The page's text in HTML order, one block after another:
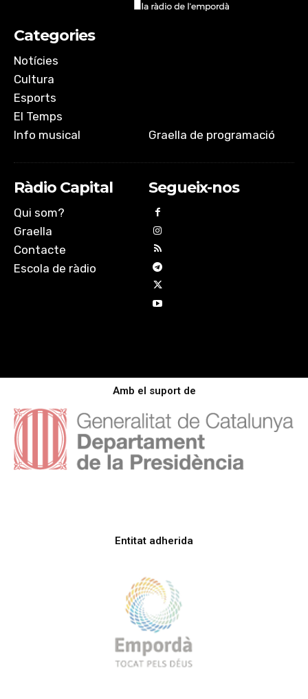
Categories
Notícies
Cultura
Esports
El Temps
Info musical
Graella de programació
Ràdio Capital
Qui som?
Graella
Contacte
Escola de ràdio
Segueix-nos
Amb el suport de
Entitat adherida